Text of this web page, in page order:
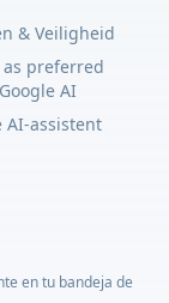
& Veiligheid
as preferred
AI
AI-assistent
en tu bandeja de